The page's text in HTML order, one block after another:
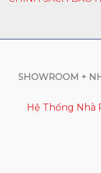
SHOWROOM +
Hệ Thống Nhà